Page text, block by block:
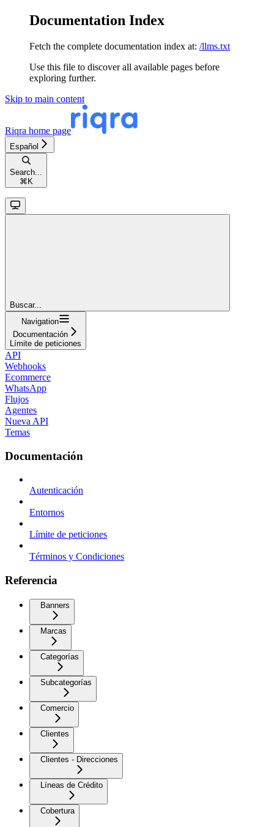
Documentation Index
Fetch the complete documentation index at: /llms.txt
Use this file to discover all available pages before
exploring further.
Skip to main content
Riqra home page
Español
Search...
⌘ K
Buscar...
Navigation
Documentación
Límite de peticiones
API
Webhooks
Ecommerce
WhatsApp
Flujos
Agentes
Nueva API
Temas
Documentación
Autenticación
Entornos
Límite de peticiones
Términos y Condiciones
Referencia
Banners
Marcas
Categorías
Subcategorías
Comercio
Clientes
Clientes - Direcciones
Líneas de Crédito
Cobertura